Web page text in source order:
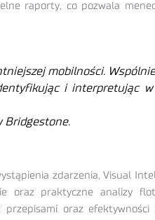
raporty, co pozwala
mobilności.
i interpretując w
Bridgestone.
zdarzenia, Visual
oraz praktyczne analizy
oraz